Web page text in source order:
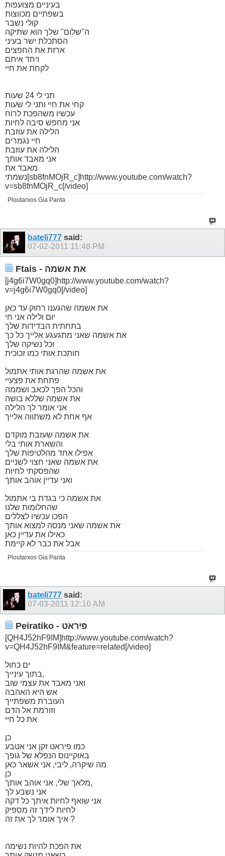
בעיניים מצועפות
בשפתיים מכווצות
קולי נשבר
ה"שלום" שלך הוא שתיקה
הסתכלת ישר בעיני
ארזת את החפצים
ויחד איתם
לקחת את חיי
תני לי 24 שעות
קחי את חיי ותני לי שעות
עכשיו משהפכת לרוח
אני מחפש סיבה לחיות
הלילה את עוזבת
חיי נגמרים
הלילה את עוזבת
אני מאבד אותך
מאבד את
נשמתי[sb8fnMOjR_c]http://www.youtube.com/watch?
v=sb8fnMOjR_c[/video]
Ploutarxos Gia Panta
bateli777 said:
07-02-2011 11:48 PM
Ftais - את אשמה
[j4g6i7W0gq0]http://www.youtube.com/watch?
v=j4g6i7W0gq0[/video]
את אשמה שהגענו רחוק עד כאן
יום ולילה אני חי
בתחתית הבדידות שלך
את אשמה שאני מתגעגע אלייך כל כך
וכל נשיקה שלך
חותכת אותי כמו זכוכית
את אשמה שהרגת אותי אתמול
פתחת את פצעיי
והכל הפך לכאב ושממה
את אשמה שללא בושה
אני אומר לך הלילה
אף אחת לא משתווה אלייך
את אשמה שעזבת מוקדם
והשארת אותי בלי
אפילו אחד מהלטיפות שלך
את אשמה שאני חצוי לשניים
שהפסקתי לחיות
ואני עדיין אוהב אותך
את אשמה כי בגדת בי אתמול
שהחלומות שלנו
הפכו עכשיו לצללים
את אשמה שאני מנסה למצוא אותך
כאילו את עדיין כאן
אבל את כבר לא קיימת
Ploutarxos Gia Panta
bateli777 said:
07-03-2011 12:10 AM
Peiratiko - פיראט
[QH4J52hF9IM]http://www.youtube.com/watch?
v=QH4J52hF9IM&feature=related[/video]
ים כחול
בתוך עינייך,
ואני מאבד את עצמי שוב
אש היא האהבה
העוברת משפתייך
וזורמת אל הדם
את כל חיי
כן
כמו פיראט זקן אני אטבע
באוקיינוס הנפלא של גופך
מה שיקרה, ליבי, אני אשאר כאן
כן
מלאך שלי, אני אוהב אותך,
אני נשבע לך
אני שואף לחיות איתך כל דקה
לחיות לידך זה מספיק
איך אומר לך את זה ?
את הפכת להיות נשימה